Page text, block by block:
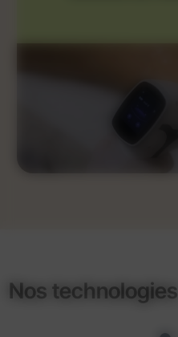
Nos technologies